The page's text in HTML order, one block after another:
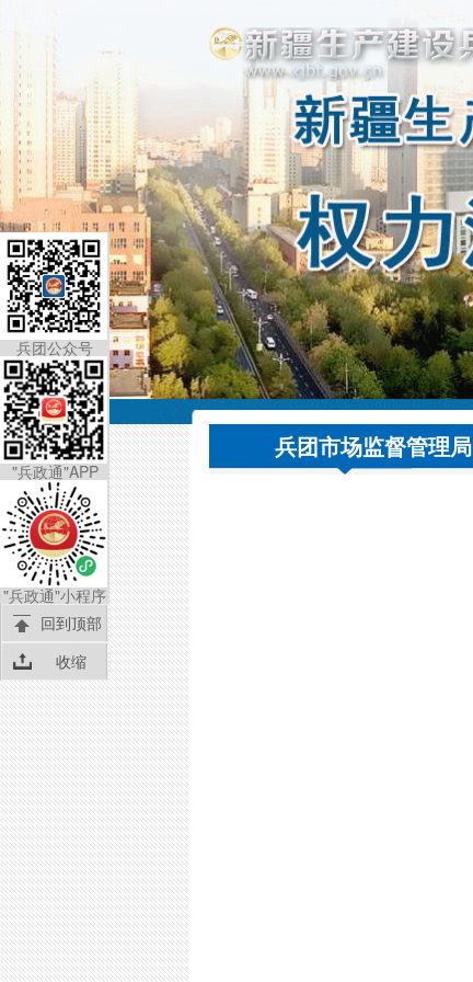
兵团市场监督管理局
兵团公众号
"兵政通"APP
"兵政通"小程序
回到顶部
收缩